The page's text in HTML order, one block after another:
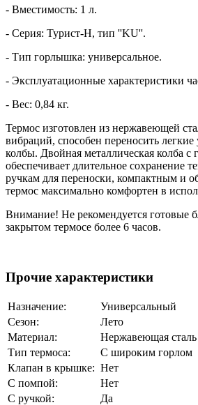
- Вместимость: 1 л.
- Серия: Турист-Н, тип ''KU''.
- Тип горлышка: универсальное.
- Эксплуатационные характеристики
- Вес: 0,84 кг.
Термос изготовлен из нержавеющей
вибраций, способен переносить
колбы. Двойная металлическая колба с
обеспечивает длительное сохранение
ручкам для переноски, компактным и
термос максимально комфортен в
Внимание! Не рекомендуется готовые
закрытом термосе более 6 часов.
Прочие характеристики
Назначение:
Универсальный
Сезон:
Лето
Материал:
Нержавеющая сталь
Тип термоса:
С широким горлом
Клапан в крышке: Нет
С помпой:
Нет
С ручкой:
Да